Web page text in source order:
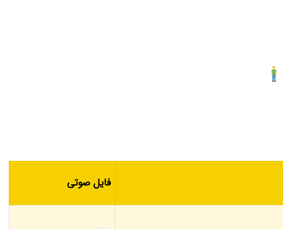
فایل صوتی